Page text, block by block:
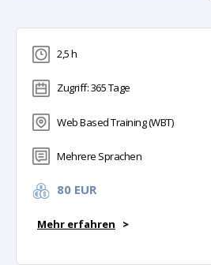
2,5 h
Zugriff: 365 Tage
Web Based Training (WBT)
Mehrere Sprachen
80 EUR
Mehr erfahren >